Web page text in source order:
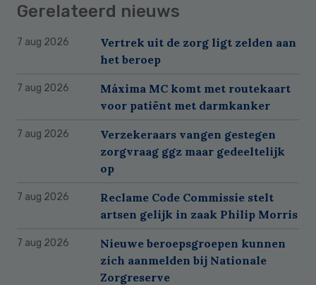
Gerelateerd nieuws
7 aug 2026
Vertrek uit de zorg ligt zelden aan
het beroep
7 aug 2026
Máxima MC komt met routekaart
voor patiënt met darmkanker
7 aug 2026
Verzekeraars vangen gestegen
zorgvraag ggz maar gedeeltelijk
op
7 aug 2026
Reclame Code Commissie stelt
artsen gelijk in zaak Philip Morris
7 aug 2026
Nieuwe beroepsgroepen kunnen
zich aanmelden bij Nationale
Zorgreserve